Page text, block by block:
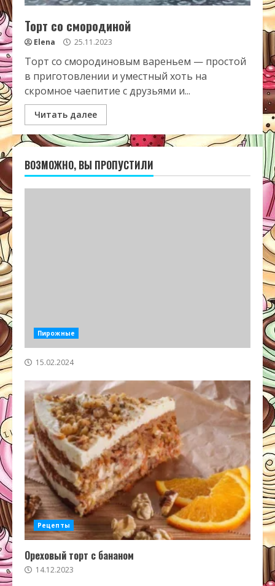
Торт со смородиной
Elena 25.11.2023
Торт со смородиновым вареньем — простой
в приготовлении и уместный хоть на
скромное чаепитие с друзьями и...
Читать далее
ВОЗМОЖНО, ВЫ ПРОПУСТИЛИ
Пирожные
15.02.2024
Рецепты
Ореховый торт с бананом
14.12.2023